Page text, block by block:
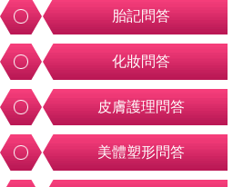
胎記問答
化妝問答
皮膚護理問答
美體塑形問答